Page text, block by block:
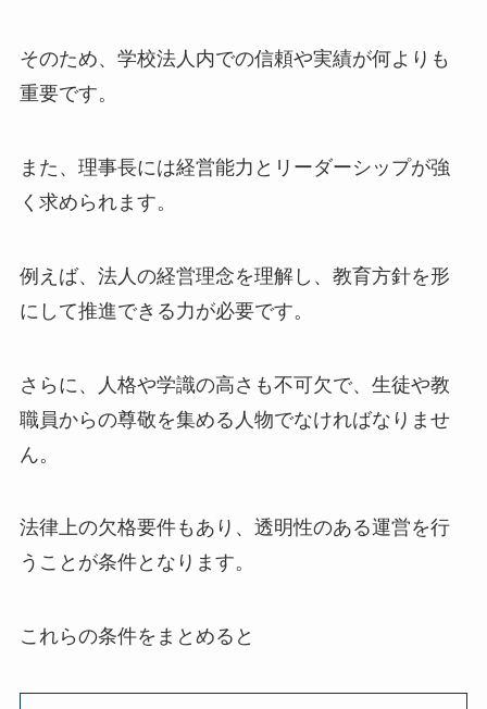
そのため、学校法人内での信頼や実績が何よりも
重要です。
また、理事長には経営能力とリーダーシップが強
く求められます。
例えば、法人の経営理念を理解し、教育方針を形
にして推進できる力が必要です。
さらに、人格や学識の高さも不可欠で、生徒や教
職員からの尊敬を集める人物でなければなりませ
ん。
法律上の欠格要件もあり、透明性のある運営を行
うことが条件となります。
これらの条件をまとめると